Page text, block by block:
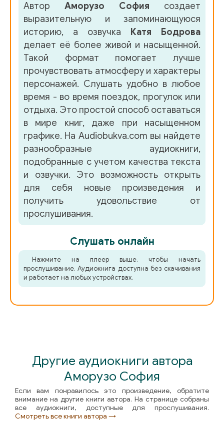
Автор Аморузо София создает
выразительную и запоминающуюся
историю, а озвучка
Катя Бодрова
делает её более живой и насыщенной.
Такой формат помогает лучше
прочувствовать атмосферу и характеры
персонажей. Слушать удобно в любое
время - во время поездок, прогулок или
отдыха. Это простой способ оставаться
в мире книг, даже при насыщенном
графике. На Audiobukva.com вы найдете
разнообразные аудиокниги,
подобранные с учетом качества текста
и озвучки. Это возможность открыть
для себя новые произведения и
получить удовольствие от
прослушивания.
Слушать онлайн
Нажмите на плеер выше, чтобы начать
прослушивание. Аудиокнига доступна без скачивания
и работает на любых устройствах.
Другие аудиокниги автора
Аморузо София
Если вам понравилось это произведение, обратите
внимание на другие книги автора. На странице собраны
все аудиокниги, доступные для прослушивания.
Смотреть все книги автора →